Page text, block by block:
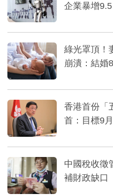
企業暴增
綠光罩頂
崩潰：結婚
香港首份
首：目標9
中國稅收
補財政缺口